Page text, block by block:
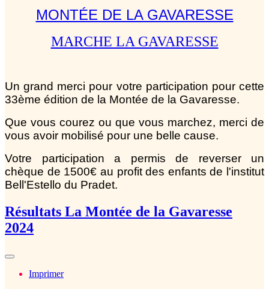
MONTÉE DE LA GAVARESSE
MARCHE LA GAVARESSE
Un grand merci pour votre participation pour cette
33ème édition de la Montée de la Gavaresse.
Que vous courez ou que vous marchez, merci de
vous avoir mobilisé pour une belle cause.
Votre participation a permis de reverser un
chèque de 1500€ au profit des enfants de l'institut
Bell'Estello du Pradet.
Résultats La Montée de la Gavaresse
2024
Imprimer